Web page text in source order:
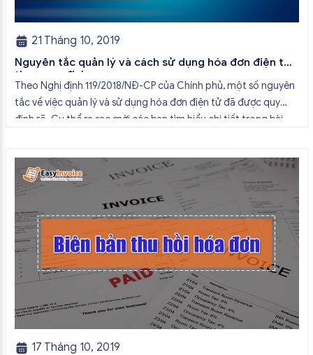
21 Tháng 10, 2019
Nguyên tắc quản lý và cách sử dụng hóa đơn điện tử
theo quy định
Theo Nghị định 119/2018/NĐ-CP của Chính phủ, một số nguyên
tắc về việc quản lý và sử dụng hóa đơn điện tử đã được quy
định rõ. Cụ thể ra sao mời các bạn tìm hiểu chi tiết trong bài
17 Tháng 10, 2019